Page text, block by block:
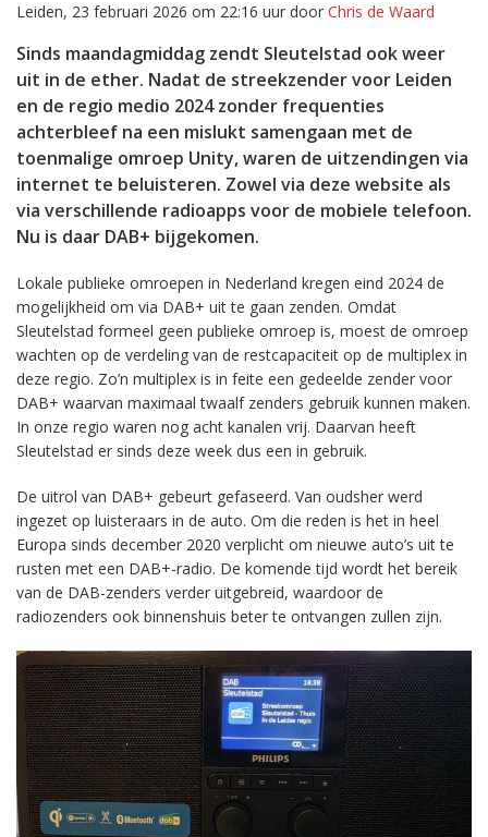
Leiden, 23 februari 2026 om 22:16 uur door Chris de Waard
Sinds maandagmiddag zendt Sleutelstad ook weer
uit in de ether. Nadat de streekzender voor Leiden
en de regio medio 2024 zonder frequenties
achterbleef na een mislukt samengaan met de
toenmalige omroep Unity, waren de uitzendingen via
internet te beluisteren. Zowel via deze website als
via verschillende radioapps voor de mobiele telefoon.
Nu is daar DAB+ bijgekomen.
Lokale publieke omroepen in Nederland kregen eind 2024 de
mogelijkheid om via DAB+ uit te gaan zenden. Omdat
Sleutelstad formeel geen publieke omroep is, moest de omroep
wachten op de verdeling van de restcapaciteit op de multiplex in
deze regio. Zo’n multiplex is in feite een gedeelde zender voor
DAB+ waarvan maximaal twaalf zenders gebruik kunnen maken.
In onze regio waren nog acht kanalen vrij. Daarvan heeft
Sleutelstad er sinds deze week dus een in gebruik.
De uitrol van DAB+ gebeurt gefaseerd. Van oudsher werd
ingezet op luisteraars in de auto. Om die reden is het in heel
Europa sinds december 2020 verplicht om nieuwe auto’s uit te
rusten met een DAB+-radio. De komende tijd wordt het bereik
van de DAB-zenders verder uitgebreid, waardoor de
radiozenders ook binnenshuis beter te ontvangen zullen zijn.